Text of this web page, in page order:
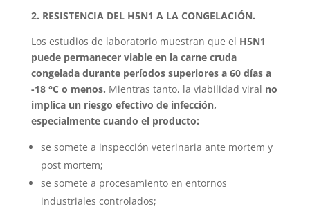
2. RESISTENCIA DEL H5N1 A LA CONGELACIÓN.
Los estudios de laboratorio muestran que el H5N1
puede permanecer viable en la carne cruda
congelada durante períodos superiores a 60 días a
-18 °C o menos. Mientras tanto, la viabilidad viral no
implica un riesgo efectivo de infección,
especialmente cuando el producto:
se somete a inspección veterinaria ante mortem y
post mortem;
se somete a procesamiento en entornos
industriales controlados;